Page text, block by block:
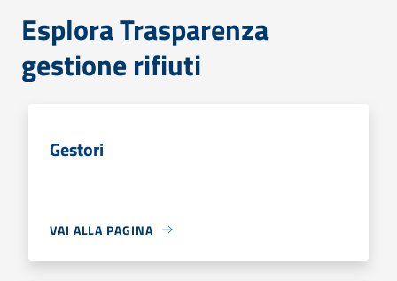
Esplora Trasparenza
gestione rifiuti
Gestori
VAI ALLA PAGINA